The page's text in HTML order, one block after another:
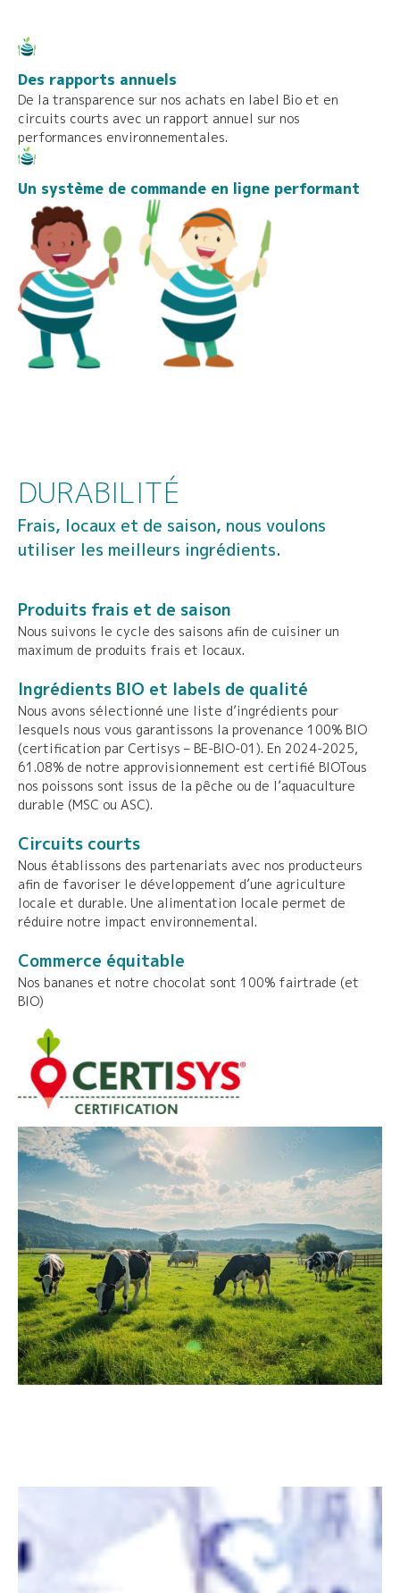
Des rapports annuels
De la transparence sur nos achats en label Bio et en
circuits courts avec un rapport annuel sur nos
performances environnementales.
Un système de commande en ligne performant
DURABILITÉ
Frais, locaux et de saison, nous voulons
utiliser les meilleurs ingrédients.
Produits frais et de saison
Nous suivons le cycle des saisons afin de cuisiner un
maximum de produits frais et locaux.
Ingrédients BIO et labels de qualité
Nous avons sélectionné une liste d’ingrédients pour
lesquels nous vous garantissons la provenance 100% BIO
(certification par Certisys – BE-BIO-01). En 2024-2025,
61.08% de notre approvisionnement est certifié BIOTous
nos poissons sont issus de la pêche ou de l’aquaculture
durable (MSC ou ASC).
Circuits courts
Nous établissons des partenariats avec nos producteurs
afin de favoriser le développement d’une agriculture
locale et durable. Une alimentation locale permet de
réduire notre impact environnemental.
Commerce équitable
Nos bananes et notre chocolat sont 100% fairtrade (et
BIO)